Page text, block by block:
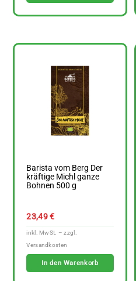
Barista vom Berg Der
kräftige Michl ganze
Bohnen 500 g
23,49€
In den Warenkorb